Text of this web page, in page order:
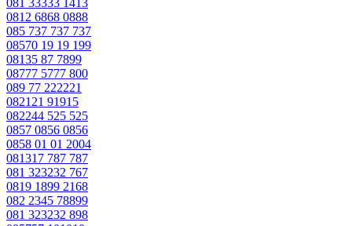
0812 6868 0888
085 737 737 737
08570 19 19 199
08135 87 7899
08777 5777 800
089 77 222221
082121 91915
082244 525 525
0857 0856 0856
0858 01 01 2004
081317 787 787
081 323232 767
0819 1899 2168
082 2345 78899
081 323232 898